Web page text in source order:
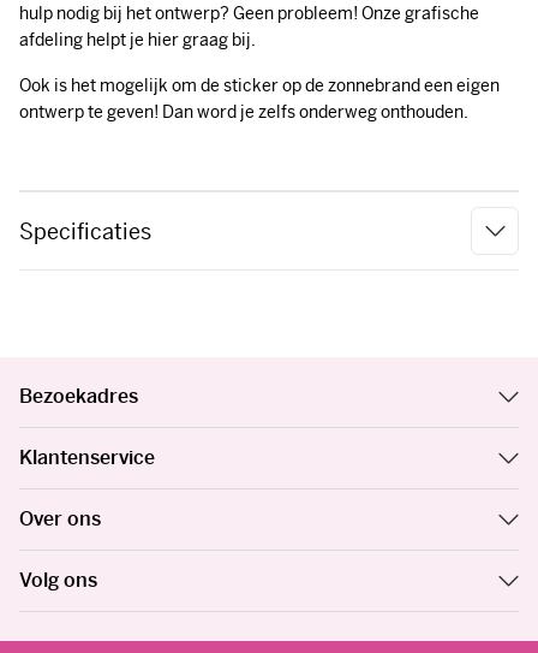
hulp nodig bij het ontwerp? Geen probleem! Onze grafische
afdeling helpt je hier graag bij.
Ook is het mogelijk om de sticker op de zonnebrand een eigen
ontwerp te geven! Dan word je zelfs onderweg onthouden.
Specificaties
Bezoekadres
Klantenservice
Over ons
Volg ons